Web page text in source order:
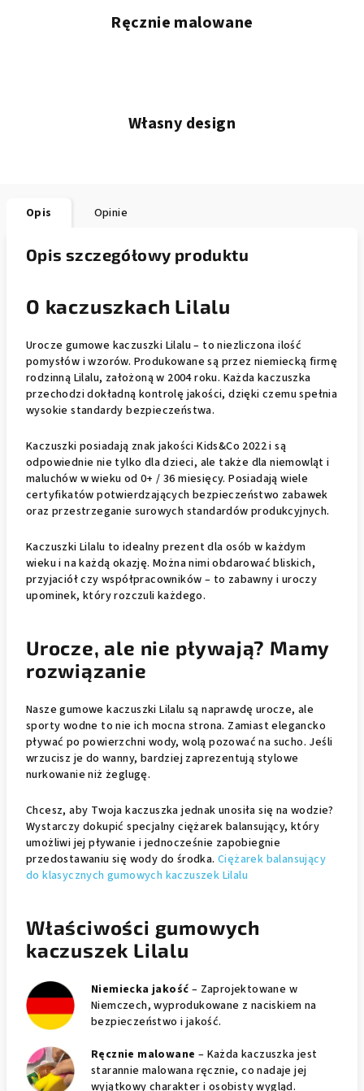
Ręcznie malowane
Własny design
Opis Opinie
Opis szczegółowy produktu
O kaczuszkach Lilalu
Urocze gumowe kaczuszki Lilalu – to niezliczona ilość
pomysłów i wzorów. Produkowane są przez niemiecką firmę
rodzinną Lilalu, założoną w 2004 roku. Każda kaczuszka
przechodzi dokładną kontrolę jakości, dzięki czemu spełnia
wysokie standardy bezpieczeństwa.
Kaczuszki posiadają znak jakości Kids&Co 2022 i są
odpowiednie nie tylko dla dzieci, ale także dla niemowląt i
maluchów w wieku od 0+ / 36 miesięcy. Posiadają wiele
certyfikatów potwierdzających bezpieczeństwo zabawek
oraz przestrzeganie surowych standardów produkcyjnych.
Kaczuszki Lilalu to idealny prezent dla osób w każdym
wieku i na każdą okazję. Można nimi obdarować bliskich,
przyjaciół czy współpracowników – to zabawny i uroczy
upominek, który rozczuli każdego.
Urocze, ale nie pływają? Mamy
rozwiązanie
Nasze gumowe kaczuszki Lilalu są naprawdę urocze, ale
sporty wodne to nie ich mocna strona. Zamiast elegancko
pływać po powierzchni wody, wolą pozować na sucho. Jeśli
wrzucisz je do wanny, bardziej zaprezentują stylowe
nurkowanie niż żeglugę.
Chcesz, aby Twoja kaczuszka jednak unosiła się na wodzie?
Wystarczy dokupić specjalny ciężarek balansujący, który
umożliwi jej pływanie i jednocześnie zapobiegnie
przedostawaniu się wody do środka. Ciężarek balansujący
do klasycznych gumowych kaczuszek Lilalu
Właściwości gumowych
kaczuszek Lilalu
Niemiecka jakość – Zaprojektowane w
Niemczech, wyprodukowane z naciskiem na
bezpieczeństwo i jakość.
Ręcznie malowane – Każda kaczuszka jest
starannie malowana ręcznie, co nadaje jej
wyjątkowy charakter i osobisty wygląd.